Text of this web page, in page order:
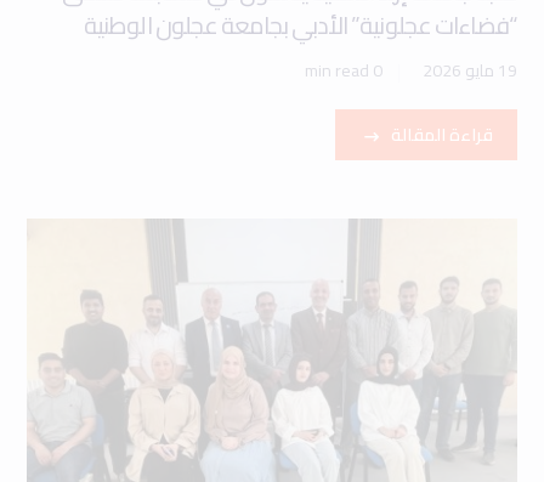
“فضاءات عجلونية” الأدبي بجامعة عجلون الوطنية
19 مايو 2026 0 min read
قراءة المقالة